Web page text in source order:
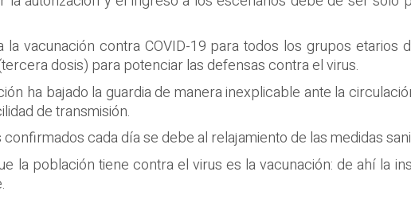
la vacunación contra COVID-19 para todos los grupos etarios
dosis) para potenciar las defensas contra el virus.
ha bajado la guardia de manera inexplicable ante la
de transmisión.
cada día se debe al relajamiento de las medidas
la población tiene contra el virus es la vacunación: de ahí la